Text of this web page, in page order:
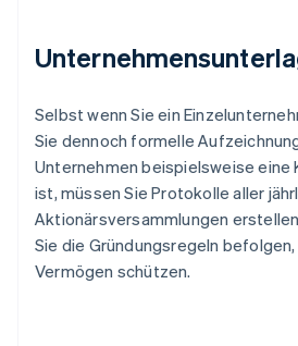
Selbst wenn Sie ein
Sie dennoch formelle
Unternehmen beispielsweise
ist, müssen Sie Protokolle aller
Aktionärsversammlungen
Sie die Gründungsregeln
Vermögen schützen.